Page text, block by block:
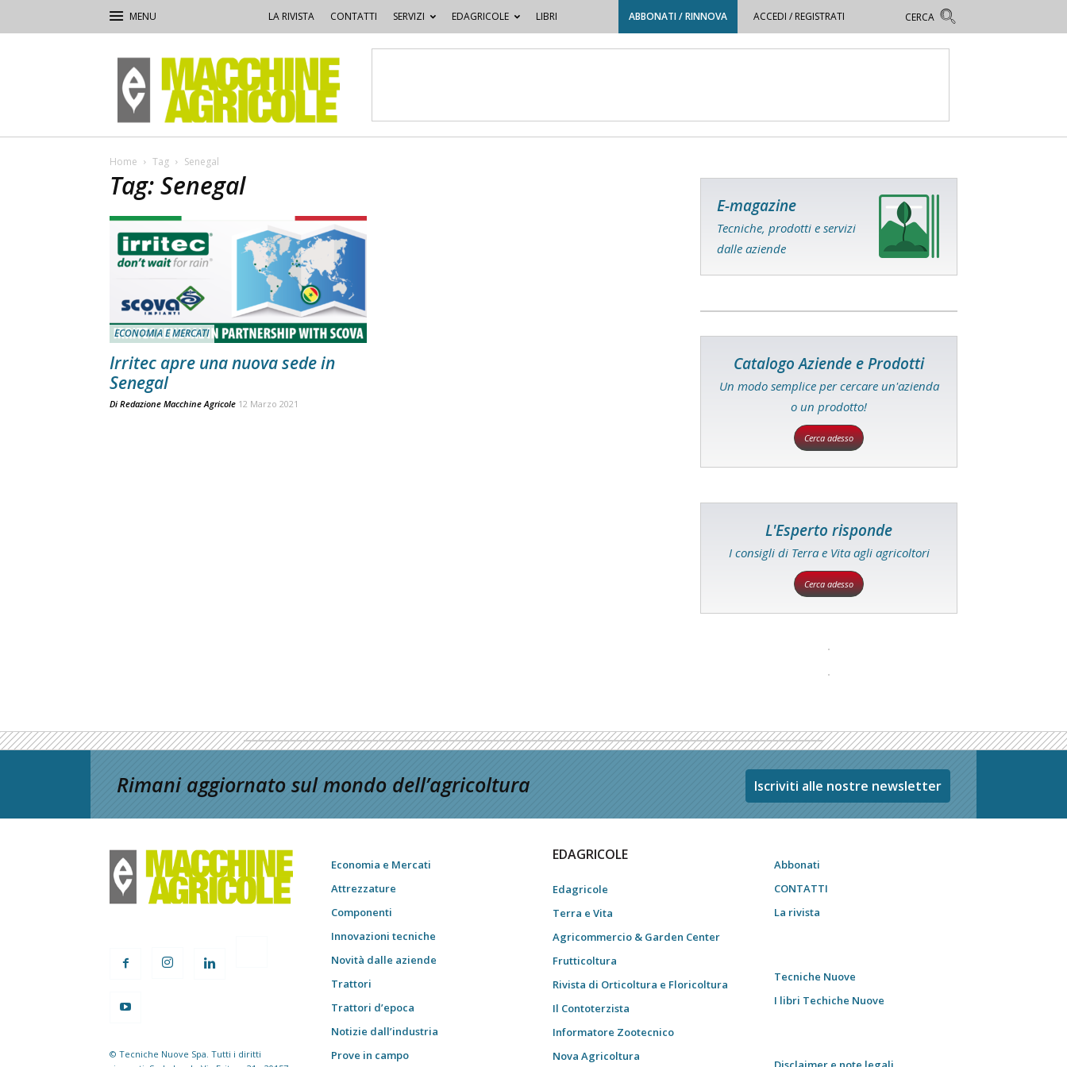
LA RIVISTA CONTATTI SERVIZI EDAGRICOLE LIBRI ABBONATI / RINNOVA ACCEDI / REGISTRATI
Macchine
Agricole
Home Tag Senegal
Tag: Senegal
ECONOMIA E MERCATI
Irritec apre una nuova sede in
Senegal
Di Redazione Macchine Agricole 12 Marzo 2021
E-magazine
Tecniche, prodotti e servizi
dalle aziende
Catalogo Aziende e Prodotti
Un modo semplice per cercare un'azienda
o un prodotto!
Cerca adesso
L'Esperto risponde
I consigli di Terra e Vita agli agricoltori
Cerca adesso
Rimani aggiornato sul mondo dell’agricoltura Iscriviti alle nostre newsletter
© Tecniche Nuove Spa. Tutti i diritti
Economia e Mercati
Attrezzature
Componenti
Innovazioni tecniche
Novità dalle aziende
Trattori
Trattori d’epoca
Notizie dall’industria
Prove in campo
EDAGRICOLE
Edagricole
Terra e Vita
Agricommercio & Garden Center
Frutticoltura
Rivista di Orticoltura e Floricoltura
Il Contoterzista
Informatore Zootecnico
Nova Agricoltura
Abbonati
CONTATTI
La rivista
Tecniche Nuove
I libri Techiche Nuove